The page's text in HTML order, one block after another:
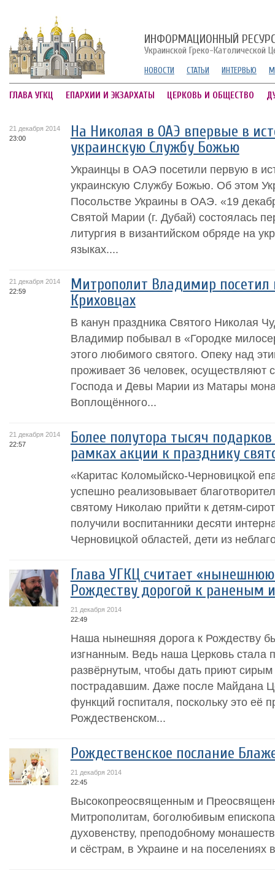
ИНФОРМАЦИОННЫЙ
Украинской Греко-Католической
НОВОСТИ СТАТЬИ ИНТЕРВЬЮ
ГЛАВА УГКЦ ЕПАРХИИ И ЭКЗАРХАТЫ ЦЕРКОВЬ И ОБЩЕСТВО
21 декабря 2014
23:00
На Николая в ОАЭ впервые в
украинскую Службу Божью
Украинцы в ОАЭ посетили первую в
украинскую Службу Божью. Об этом
Посольстве Украины в ОАЭ. «19
Святой Марии (г. Дубай) состоялась
литургия в византийском обряде на
языках....
21 декабря 2014
22:59
Митрополит Владимир посетил
Криховцах
В канун праздника Святого Николая
Владимир побывал в «Городке
этого любимого святого. Опеку над
проживает 36 человек, осуществляют
Господа и Девы Марии из Матары
Воплощённого...
21 декабря 2014
22:57
Более полутора тысяч
рамках акции к празднику
«Каритас Коломыйско-Черновицкой
успешно реализовывает
святому Николаю прийти к детям-
получили воспитанники десяти
Черновицкой областей, дети из
Глава УГКЦ считает
Рождеству дорогой к раненым
21 декабря 2014
22:49
Наша нынешняя дорога к Рождеству
изгнанным. Ведь наша Церковь стала
развёрнутым, чтобы дать приют
пострадавшим. Даже после Майдана
функций госпиталя, поскольку это её
Рождественском...
Рождественское послание
21 декабря 2014
22:45
Высокопреосвященным и
Митрополитам, боголюбивым
духовенству, преподобному
и сёстрам, в Украине и на поселениях